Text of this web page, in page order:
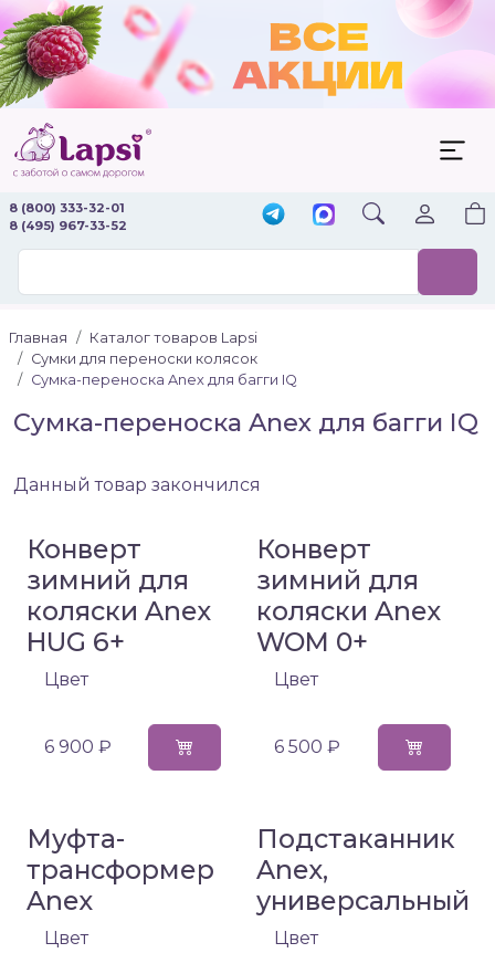
8 (800) 333-32-01
8 (495) 967-33-52
Главная
Каталог товаров Lapsi
Сумки для переноски колясок
Сумка-переноска Anex для багги IQ
Сумка-переноска Anex для багги IQ
Данный товар закончился
Конверт
зимний для
коляски Anex
HUG 6+
Цвет
6 900 ₽
Конверт
зимний для
коляски Anex
WOM 0+
Цвет
6 500 ₽
Муфта-
трансформер
Anex
Цвет
Подстаканник
Anex,
универсальный
Цвет